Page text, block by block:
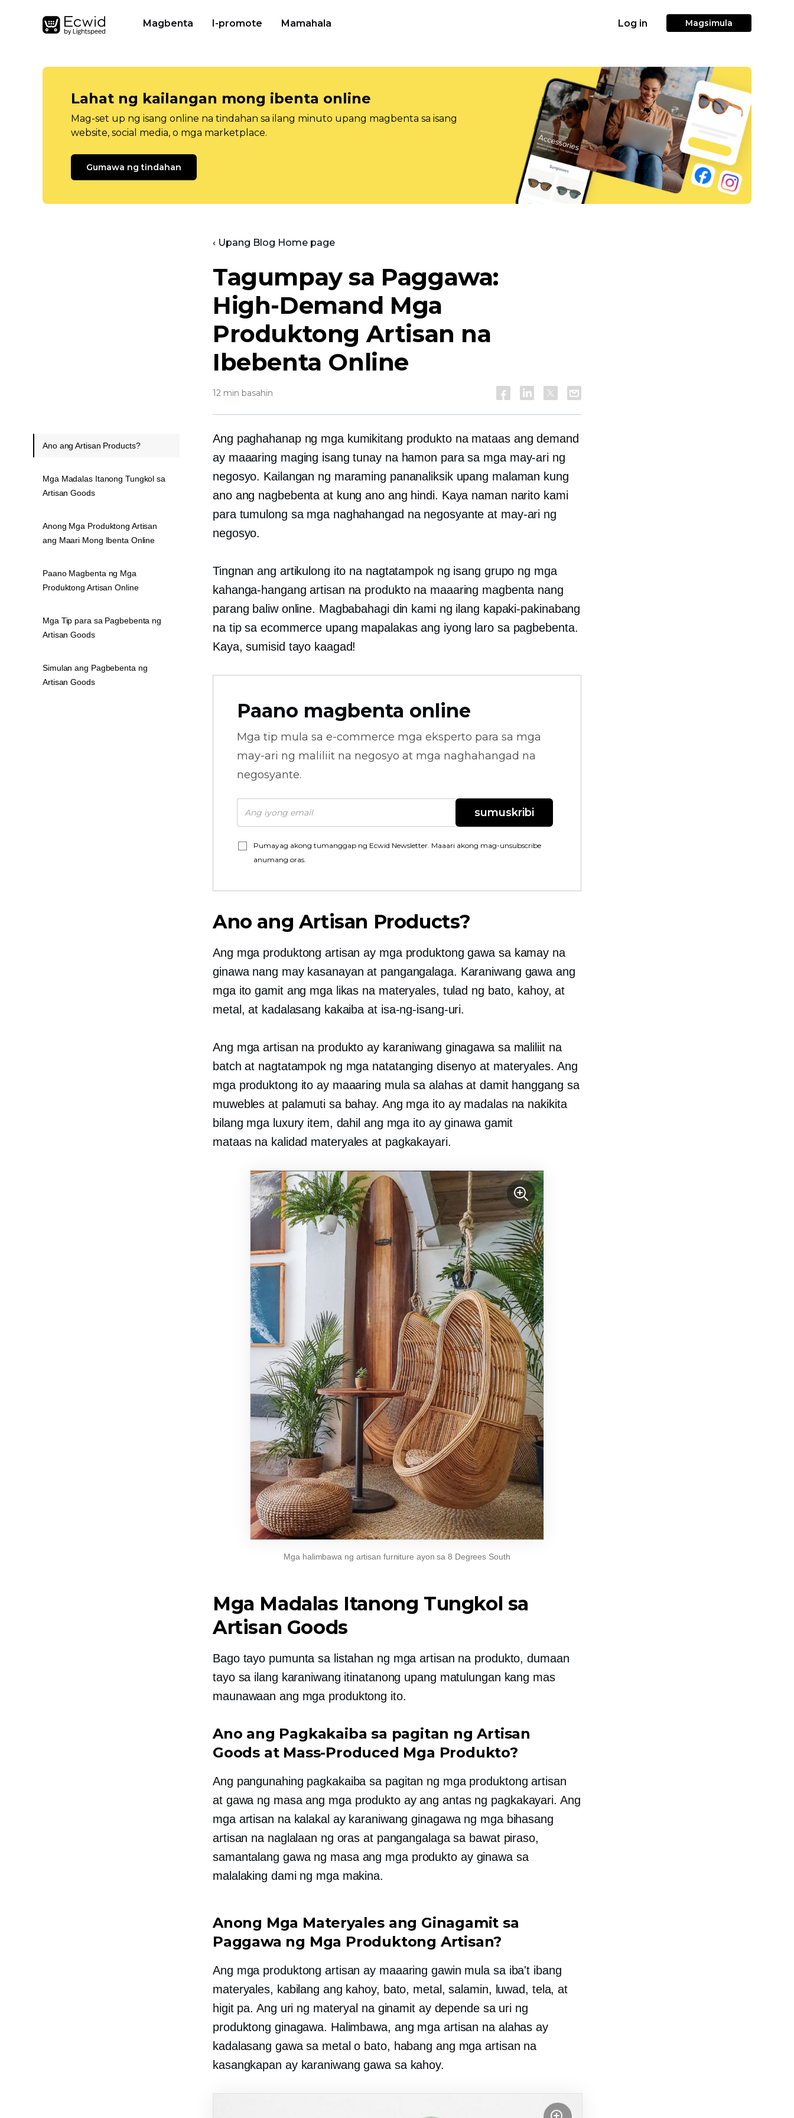
Magbenta I-promote Mamahala Log in Magsimula
Lahat ng kailangan mong ibenta online
Mag-set up ng isang online na tindahan sa ilang minuto upang magbenta sa isang
website, social media, o mga marketplace.
Gumawa ng tindahan
‹ Upang Blog Home page
Tagumpay sa Paggawa:
High-Demand Mga
Produktong Artisan na
Ibebenta Online
12 min basahin
Ang paghahanap ng mga kumikitang produkto na mataas ang demand
ay maaaring maging isang tunay na hamon para sa mga may-ari ng
negosyo. Kailangan ng maraming pananaliksik upang malaman kung
ano ang nagbebenta at kung ano ang hindi. Kaya naman narito kami
para tumulong sa mga naghahangad na negosyante at may-ari ng
negosyo.
Tingnan ang artikulong ito na nagtatampok ng isang grupo ng mga
kahanga-hangang artisan na produkto na maaaring magbenta nang
parang baliw online. Magbabahagi din kami ng ilang kapaki-pakinabang
na tip sa ecommerce upang mapalakas ang iyong laro sa pagbebenta.
Kaya, sumisid tayo kaagad!
Paano magbenta online
Mga tip mula sa e-commerce mga eksperto para sa mga
may-ari ng maliliit na negosyo at mga naghahangad na
negosyante.
sumuskribi
Pumayag akong tumanggap ng Ecwid Newsletter. Maaari akong mag-unsubscribe
anumang oras.
Ano ang Artisan Products?
Ang mga produktong artisan ay mga produktong gawa sa kamay na
ginawa nang may kasanayan at pangangalaga. Karaniwang gawa ang
mga ito gamit ang mga likas na materyales, tulad ng bato, kahoy, at
metal, at kadalasang kakaiba at isa-ng-isang-uri.
Ang mga artisan na produkto ay karaniwang ginagawa sa maliliit na
batch at nagtatampok ng mga natatanging disenyo at materyales. Ang
mga produktong ito ay maaaring mula sa alahas at damit hanggang sa
muwebles at palamuti sa bahay. Ang mga ito ay madalas na nakikita
bilang mga luxury item, dahil ang mga ito ay ginawa gamit
mataas na kalidad materyales at pagkakayari.
Mga halimbawa ng artisan furniture ayon sa 8 Degrees South
Mga Madalas Itanong Tungkol sa
Artisan Goods
Bago tayo pumunta sa listahan ng mga artisan na produkto, dumaan
tayo sa ilang karaniwang itinatanong upang matulungan kang mas
maunawaan ang mga produktong ito.
Ano ang Pagkakaiba sa pagitan ng Artisan
Goods at Mass-Produced Mga Produkto?
Ang pangunahing pagkakaiba sa pagitan ng mga produktong artisan
at gawa ng masaang mga produkto ay ang antas ng pagkakayari. Ang
mga artisan na kalakal ay karaniwang ginagawa ng mga bihasang
artisan na naglalaan ng oras at pangangalaga sa bawat piraso,
samantalang gawa ng masaang mga produkto ay ginawa sa
malalaking dami ng mga makina.
Anong Mga Materyales ang Ginagamit sa
Paggawa ng Mga Produktong Artisan?
Ang mga produktong artisan ay maaaring gawin mula sa iba't ibang
materyales, kabilang ang kahoy, bato, metal, salamin, luwad, tela, at
higit pa. Ang uri ng materyal na ginamit ay depende sa uri ng
produktong ginagawa. Halimbawa, ang mga artisan na alahas ay
kadalasang gawa sa metal o bato, habang ang mga artisan na
kasangkapan ay karaniwang gawa sa kahoy.
Ano ang Artisan Products?
Mga Madalas Itanong Tungkol sa
Artisan Goods
Anong Mga Produktong Artisan
ang Maari Mong Ibenta Online
Paano Magbenta ng Mga
Produktong Artisan Online
Mga Tip para sa Pagbebenta ng
Artisan Goods
Simulan ang Pagbebenta ng
Artisan Goods